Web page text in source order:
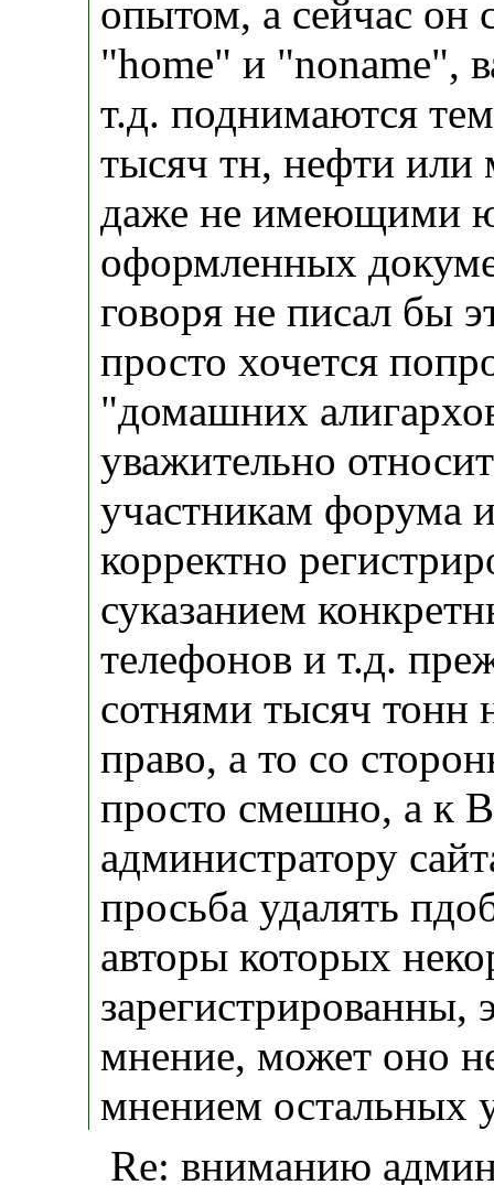
опытом, а сейчас он
"home" и "noname",
т.д. поднимаются
тысяч тн, нефти или
даже не имеющими
оформленных
говоря не писал бы
просто хочется
"домашних
уважительно
участникам форума
корректно
суказанием
телефонов и т.д.
сотнями тысяч тонн
право, а то со
просто смешно, а к
администратору
просьба удалять
авторы которых
зарегистрированны,
мнение, может оно
мнением остальных
Re: вниманию